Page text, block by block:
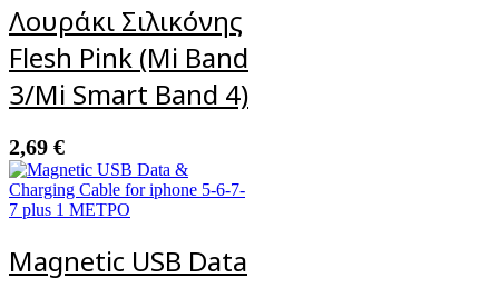
Λουράκι Σιλικόνης
Flesh Pink (Mi Band
3/Mi Smart Band 4)
2,69 €
Magnetic USB Data